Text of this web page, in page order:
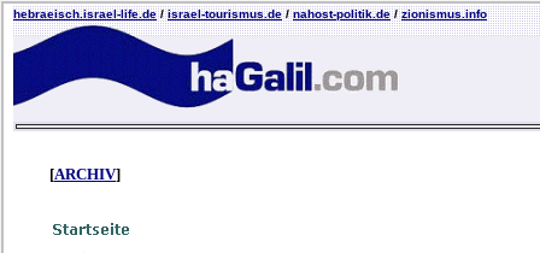
hebraeisch.israel-life.de/israel-tourismus.de/nahost-politik.de/zionismus.info
[ARCHIV]